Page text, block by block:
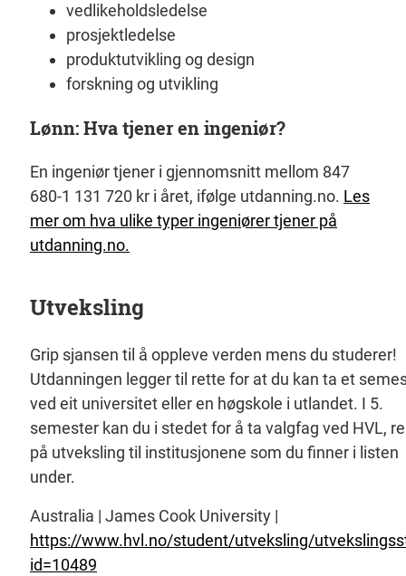
vedlikeholdsledelse
prosjektledelse
produktutvikling og design
forskning og utvikling
Lønn: Hva tjener en ingeniør?
En ingeniør tjener i gjennomsnitt mellom 847
680-1 131 720 kr i året, ifølge utdanning.no. Les
mer om hva ulike typer ingeniører tjener på
utdanning.no.
Utveksling
Grip sjansen til å oppleve verden mens du studerer!
Utdanningen legger til rette for at du kan ta et
ved eit universitet eller en høgskole i utlandet. I 5.
semester kan du i stedet for å ta valgfag ved HVL,
på utveksling til institusjonene som du finner i listen
under.
Australia | James Cook University |
https://www.hvl.no/student/utveksling/
id=10489